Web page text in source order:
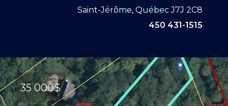
Saint-Jérôme, Québec J7J 2C8
450 431-1515
35 000$